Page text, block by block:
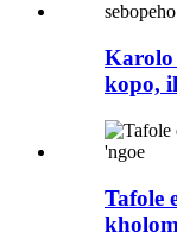
Karolo
kopo,
Tafole